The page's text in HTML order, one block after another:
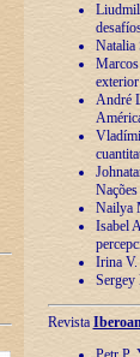
Natalia
André
Nailya
Isabel
Irina V.
Sergey
Revista